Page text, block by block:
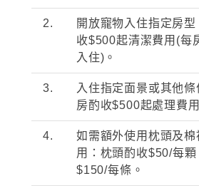
2.
開放寵物入住指定房
收$500起清潔費用 (每
入住) 。
3.
入住指定面景或其他
房酌收$500起處理費用
4.
如需額外使用枕頭及棉
用：枕頭酌收$50/每顆
$150/每條。